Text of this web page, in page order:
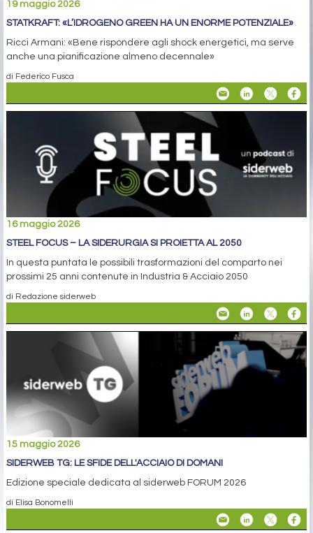
19 maggio 2026
STATKRAFT: «L’IDROGENO GREEN HA UN ENORME POTENZIALE»
Ricci Armani: «Bene rispondere agli shock energetici, ma serve
anche una pianificazione almeno decennale»
di Federico Fusca
16 maggio 2026
STEEL FOCUS – LA SIDERURGIA SI PROIETTA AL 2050
In questa puntata le possibili trasformazioni del comparto nei
prossimi 25 anni contenute in Industria & Acciaio 2050
di Redazione siderweb
15 maggio 2026
SIDERWEB TG: LE SFIDE DELL'ACCIAIO DI DOMANI
Edizione speciale dedicata al siderweb FORUM 2026
di Elisa Bonomelli